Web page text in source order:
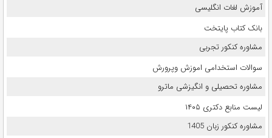
آموزش لغات انگلیسی
بانک کتاب پایتخت
مشاوره کنکور تجربی
سوالات استخدامی اموزش وپرورش
مشاوره تحصیلی و انگیزشی ماترو
لیست منابع دکتری ۱۴۰۵
مشاوره کنکور زبان 1405